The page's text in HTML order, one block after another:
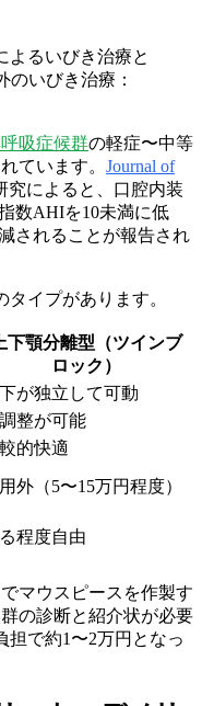
よるいびき治療と
のいびき治療：
吸症候群の軽症〜中等
ています。 Journal of
究によると、口腔内装
数AHIを10未満に低
されることが報告され
イプがあります。
下顎分離型（ツインブ
ロック）
が独立して可動
整が可能
的快適
外（5〜15万円程度）
程度自由
マウスピースを作製す
の診断と紹介状が必要
担で約1〜2万円となっ